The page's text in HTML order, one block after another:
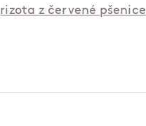
rizota z červené pšenice